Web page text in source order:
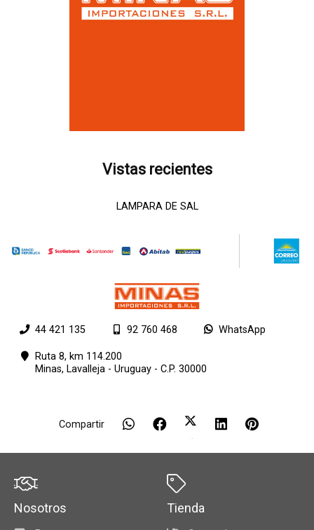
Vistas recientes
LAMPARA DE SAL
44 421 135 92 760 468 WhatsApp
Ruta 8, km 114.200
Minas, Lavalleja - Uruguay - C.P. 30000
Compartir
Nosotros Tienda